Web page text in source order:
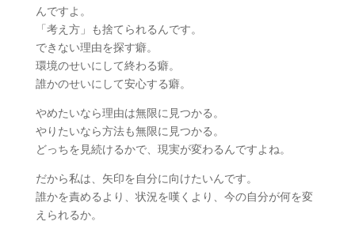
んですよ。
「考え方」も捨てられるんです。
できない理由を探す癖。
環境のせいにして終わる癖。
誰かのせいにして安心する癖。
やめたいなら理由は無限に見つかる。
やりたいなら方法も無限に見つかる。
どっちを見続けるかで、現実が変わるんですよね。
だから私は、矢印を自分に向けたいんです。
誰かを責めるより、状況を嘆くより、今の自分が何を変
えられるか。